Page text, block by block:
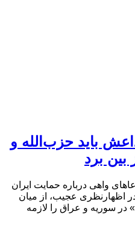
باید حزب‌الله و
بین برد
واهی درباره حمایت ایران
اظهارنظری عجیب، از میان
در سوریه و عراق را لازمه